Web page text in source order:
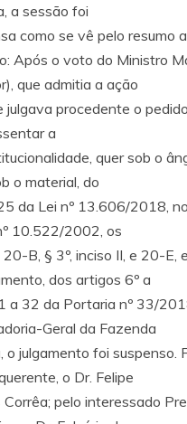
a sessão foi
como se vê pelo resumo
Após o voto do Ministro
que admitia a ação
julgava procedente o
a
quer sob o
o material, do
da Lei nº 13.606/2018, no
10.522/2002, os
B, § 3º, inciso II, e 20-E,
dos artigos 6º a
a 32 da Portaria nº 33/
Geral da Fazenda
o julgamento foi suspenso.
o Dr. Felipe
pelo interessado